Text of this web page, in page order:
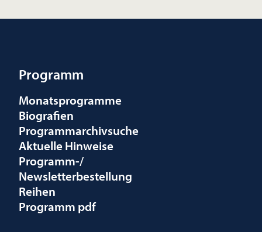
Programm
Monatsprogramme
Biografien
Programmarchivsuche
Aktuelle Hinweise
Programm-/
Newsletterbestellung
Reihen
Programm pdf